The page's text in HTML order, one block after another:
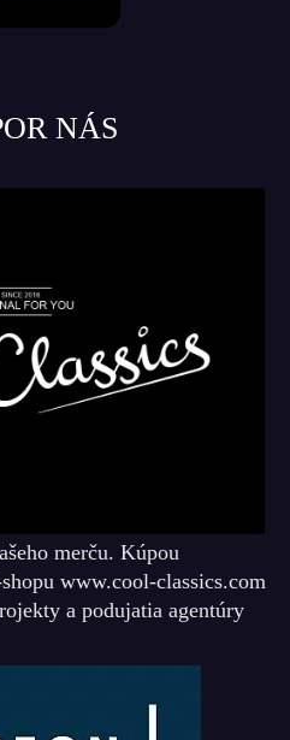
NÁS
merču. Kúpou
www.cool-classics.com
a podujatia agentúry